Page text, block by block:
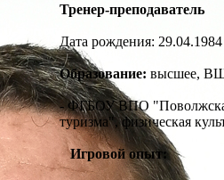
Тренер-преподаватель
Дата рождения: 29.04.1984
Образование: высшее,
- ФГБОУ ВПО "Поволжская
туризма", физическая
Игровой опыт: